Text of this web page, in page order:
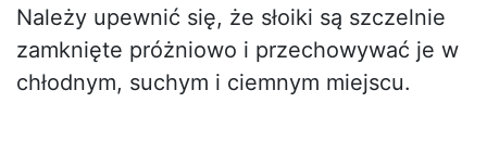
Należy upewnić się, że słoiki są szczelnie
zamknięte próżniowo i przechowywać je w
chłodnym, suchym i ciemnym miejscu.